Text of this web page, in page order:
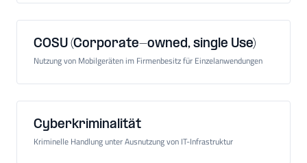
COSU (Corporate-owned, single Use)
Nutzung von Mobilgeräten im Firmenbesitz für Einzelanwendungen
Cyberkriminalität
Kriminelle Handlung unter Ausnutzung von IT-Infrastruktur